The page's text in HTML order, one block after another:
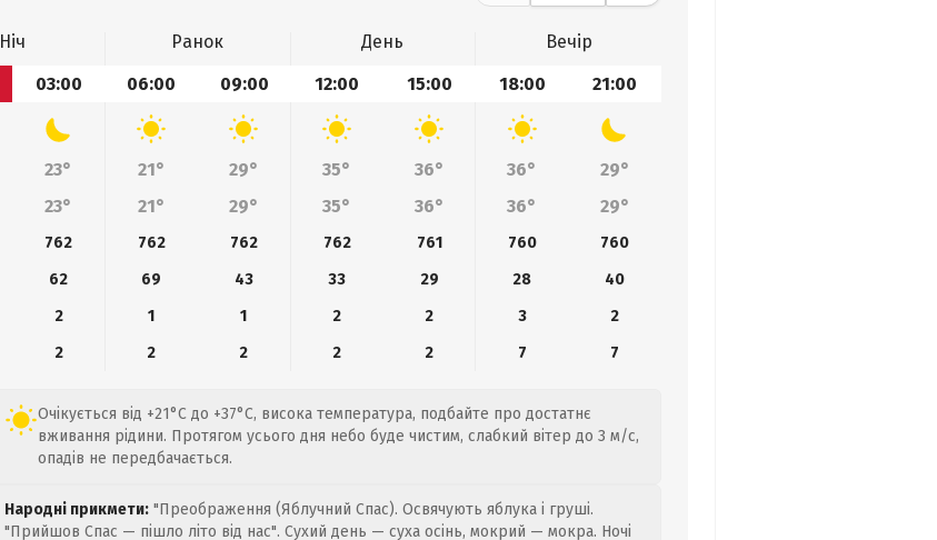
Ніч Ранок День
Вечір
03:00 06:00 09:00 12:00 15:00 18:00 21:00
23° 21° 29° 35° 36° 36°
29°
23° 21° 29° 35° 36° 36° 29°
762 762 762 762 761 760
760
62 69 43 33 29 28
40
2 1 1 2 2 3
2
2 2 2 2 2 7 7
Очікується від +21°C до +37°C, висока температура, подбайте про достатнє
вживання рідини. Протягом усього дня небо буде чистим, слабкий вітер до 3 м/с,
опадів не передбачається.
Народні прикмети: "Преображення (Яблучний Спас). Освячують яблука і груші.
"Прийшов Спас — пішло літо від нас". Сухий день — суха осінь, мокрий — мокра. Ночі